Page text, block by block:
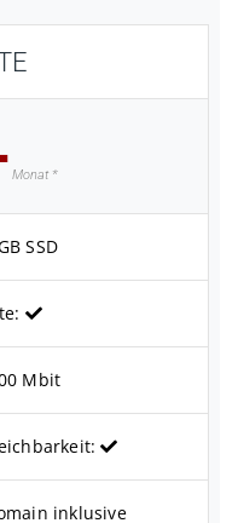
Monat *
SSD
Mbit
inklusive